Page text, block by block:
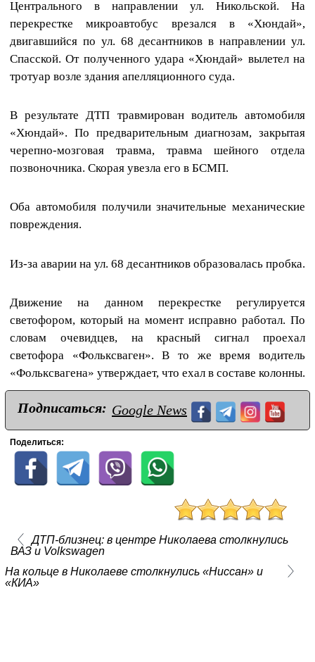
Центрального в направлении ул. Никольской. На
перекрестке микроавтобус врезался в «Хюндай»,
двигавшийся по ул. 68 десантников в направлении ул.
Спасской. От полученного удара «Хюндай» вылетел на
тротуар возле здания апелляционного суда.
В результате ДТП травмирован водитель автомобиля
«Хюндай». По предварительным диагнозам, закрытая
черепно-мозговая травма, травма шейного отдела
позвоночника. Скорая увезла его в БСМП.
Оба автомобиля получили значительные механические
повреждения.
Из-за аварии на ул. 68 десантников образовалась пробка.
Движение на данном перекрестке регулируется
светофором, который на момент исправно работал. По
словам очевидцев, на красный сигнал проехал
светофора «Фольксваген». В то же время водитель
«Фольксвагена» утверждает, что ехал в составе колонны.
Подписаться: Google News
Поделиться:
ДТП-близнец: в центре Николаева столкнулись
ВАЗ и Volkswagen
На кольце в Николаеве столкнулись «Ниссан» и
«КИА»